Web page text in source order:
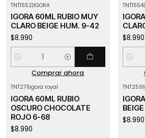
TNT1552|IGORA
IGORA 60ML RUBIO MUY
CLARO BEIGE HUM. 9-42
$8.990
Cantidad
Comprar ahora
TNT1554|
$8.990
TNT271|igora royal
IGORA 60ML RUBIO
OSCURO CHOCOLATE
ROJO 6-68
$8.990
TNT259|
$8.990